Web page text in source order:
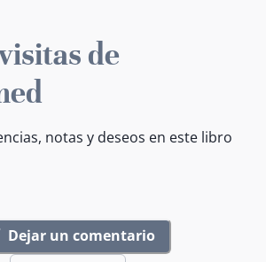
de
notas y deseos en este libro
Dejar un comentario